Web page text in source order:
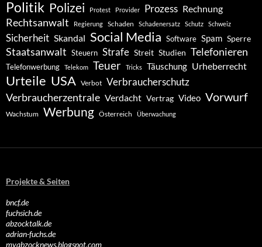
Politik Polizei Protest Provider Prozess Rechnung
Rechtsanwalt Regierung Schaden Schadenersatz Schutz Schweiz
Sicherheit Skandal Social Media Software Spam Sperre
Staatsanwalt Steuern Strafe Streit Studien Telefonieren
Telefonwerbung Telekom Teuer Tricks Täuschung Urheberrecht
Urteile USA Verbot Verbraucherschutz
Verbraucherzentrale Verdacht Vertrag Video Vorwurf
Wachstum Werbung Österreich Überwachung
Projekte & Seiten
bncf.de
fuchsich.de
abzocktalk.de
adrian-fuchs.de
myabzocknews.blogspot.com